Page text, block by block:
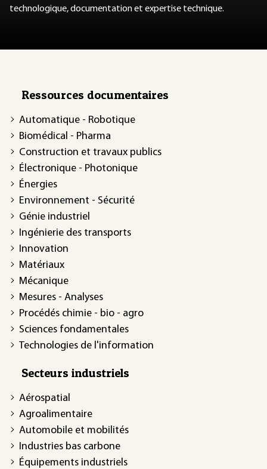
technologique, documentation et expertise technique.
Ressources documentaires
Automatique - Robotique
Biomédical - Pharma
Construction et travaux publics
Électronique - Photonique
Énergies
Environnement - Sécurité
Génie industriel
Ingénierie des transports
Innovation
Matériaux
Mécanique
Mesures - Analyses
Procédés chimie - bio - agro
Sciences fondamentales
Technologies de l'information
Secteurs industriels
Aérospatial
Agroalimentaire
Automobile et mobilités
Industries bas carbone
Équipements industriels